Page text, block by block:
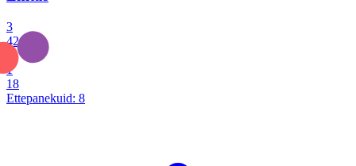
3
42
1
18
Ettepanekuid: 8